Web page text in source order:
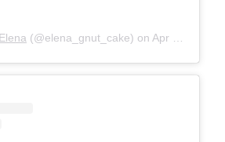
Elena (@elena_gnut_cake) on Apr 25, 2018 at 2:49am PDT